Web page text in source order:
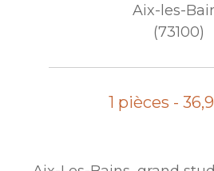
Aix-les-
(73100)
1 pièces -